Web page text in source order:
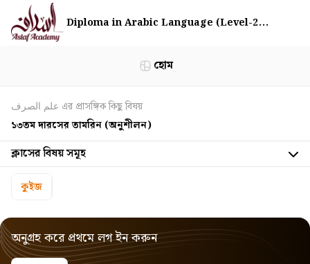
Diploma in Arabic Language (Level-2...
হোম
علم الصرف এর প্রাসঙ্গিক কিছু বিষয়
১৩তম দারসের তামরিন (অনুশীলন)
ক্লাসের বিষয় সমূহ
কুইজ
অনুগ্রহ করে প্রথমে লগ ইন করুন